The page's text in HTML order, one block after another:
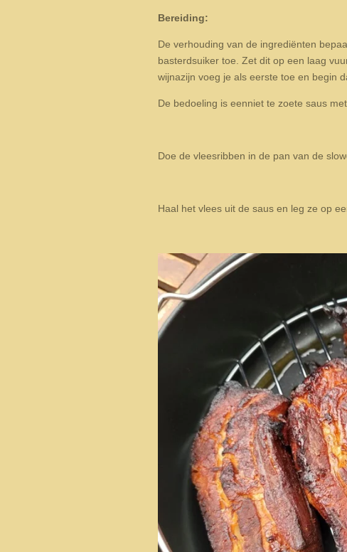
Bereiding:
De verhouding van de ingrediënten
basterdsuiker toe. Zet dit op een laag
wijnazijn voeg je als eerste toe en begin
De bedoeling is eenniet te zoete saus
Doe de vleesribben in de pan van de
Haal het vlees uit de saus en leg ze op